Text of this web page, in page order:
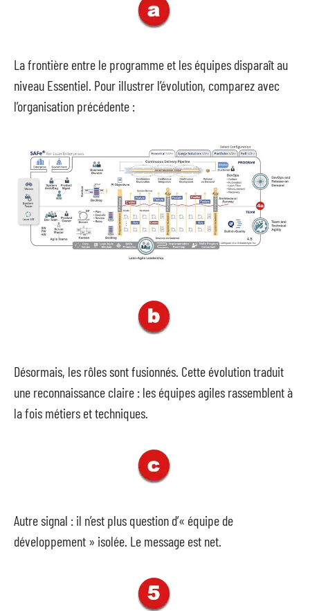
La frontière entre le programme et les équipes disparaît au
niveau Essentiel. Pour illustrer l’évolution, comparez avec
l’organisation précédente :
Désormais, les rôles sont fusionnés. Cette évolution traduit
une reconnaissance claire : les équipes agiles rassemblent à
la fois métiers et techniques.
Autre signal : il n’est plus question d’« équipe de
développement » isolée. Le message est net.